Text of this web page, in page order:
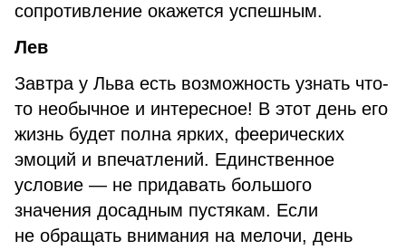
сопротивление окажется успешным.
Лев
Завтра у Льва есть возможность узнать что-
то необычное и интересное! В этот день его
жизнь будет полна ярких, феерических
эмоций и впечатлений. Единственное
условие — не придавать большого
значения досадным пустякам. Если
не обращать внимания на мелочи, день